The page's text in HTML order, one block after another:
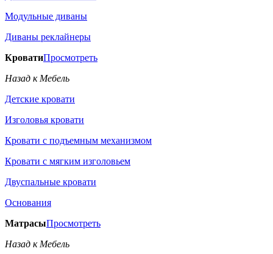
Модульные диваны
Диваны реклайнеры
КроватиПросмотреть
Назад к Мебель
Детские кровати
Изголовья кровати
Кровати с подъемным механизмом
Кровати с мягким изголовьем
Двуспальные кровати
Основания
МатрасыПросмотреть
Назад к Мебель